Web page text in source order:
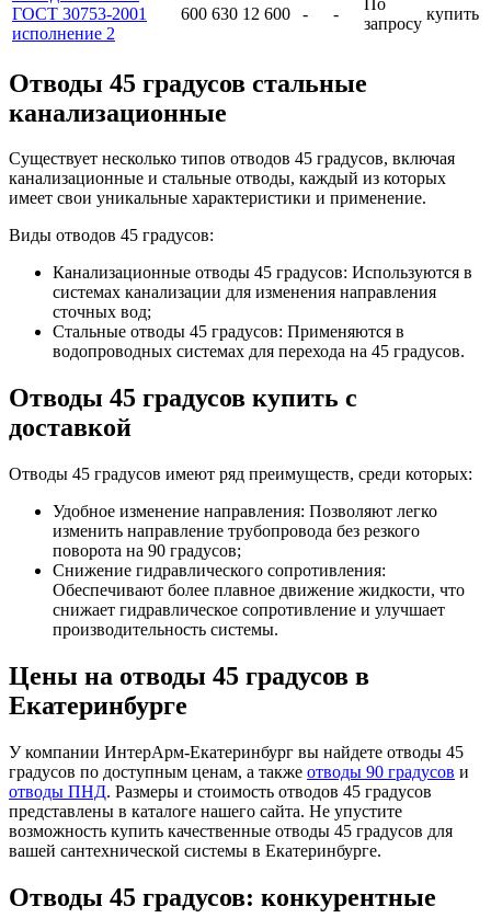
ГОСТ 30753-2001
исполнение 2
600 630 12 600 - -
запросу
купить
Отводы 45 градусов стальные
канализационные
Существует несколько типов отводов 45 градусов, включая
канализационные и стальные отводы, каждый из которых
имеет свои уникальные характеристики и применение.
Виды отводов 45 градусов:
Канализационные отводы 45 градусов: Используются в
системах канализации для изменения направления
сточных вод;
Стальные отводы 45 градусов: Применяются в
водопроводных системах для перехода на 45 градусов.
Отводы 45 градусов купить с
доставкой
Отводы 45 градусов имеют ряд преимуществ, среди которых:
Удобное изменение направления: Позволяют легко
изменить направление трубопровода без резкого
поворота на 90 градусов;
Снижение гидравлического сопротивления:
Обеспечивают более плавное движение жидкости, что
снижает гидравлическое сопротивление и улучшает
производительность системы.
Цены на отводы 45 градусов в
Екатеринбурге
У компании ИнтерАрм-Екатеринбург вы найдете отводы 45
градусов по доступным ценам, а также отводы 90 градусов и
отводы ПНД. Размеры и стоимость отводов 45 градусов
представлены в каталоге нашего сайта. Не упустите
возможность купить качественные отводы 45 градусов для
вашей сантехнической системы в Екатеринбурге.
Отводы 45 градусов: конкурентные